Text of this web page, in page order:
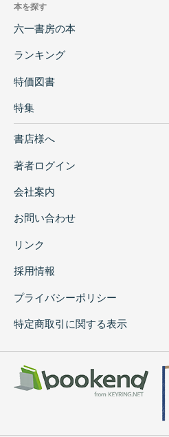
本を探す
六一書房の本
ランキング
特価図書
特集
書店様へ
著者ログイン
会社案内
お問い合わせ
リンク
採用情報
プライバシーポリシー
特定商取引に関する表示